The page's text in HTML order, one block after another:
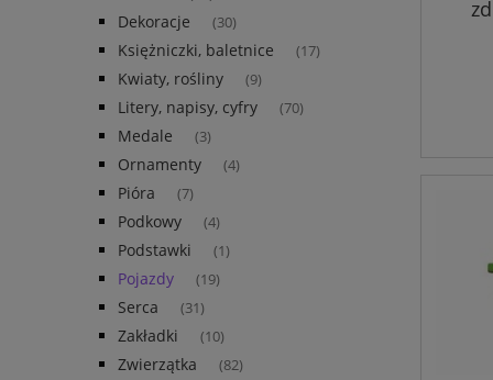
Dekoracje (30)
Księżniczki, baletnice (17)
Kwiaty, rośliny (9)
Litery, napisy, cyfry (70)
Medale (3)
Ornamenty (4)
Pióra (7)
Podkowy (4)
Podstawki (1)
Pojazdy (19)
Serca (31)
Zakładki (10)
Zwierzątka (82)